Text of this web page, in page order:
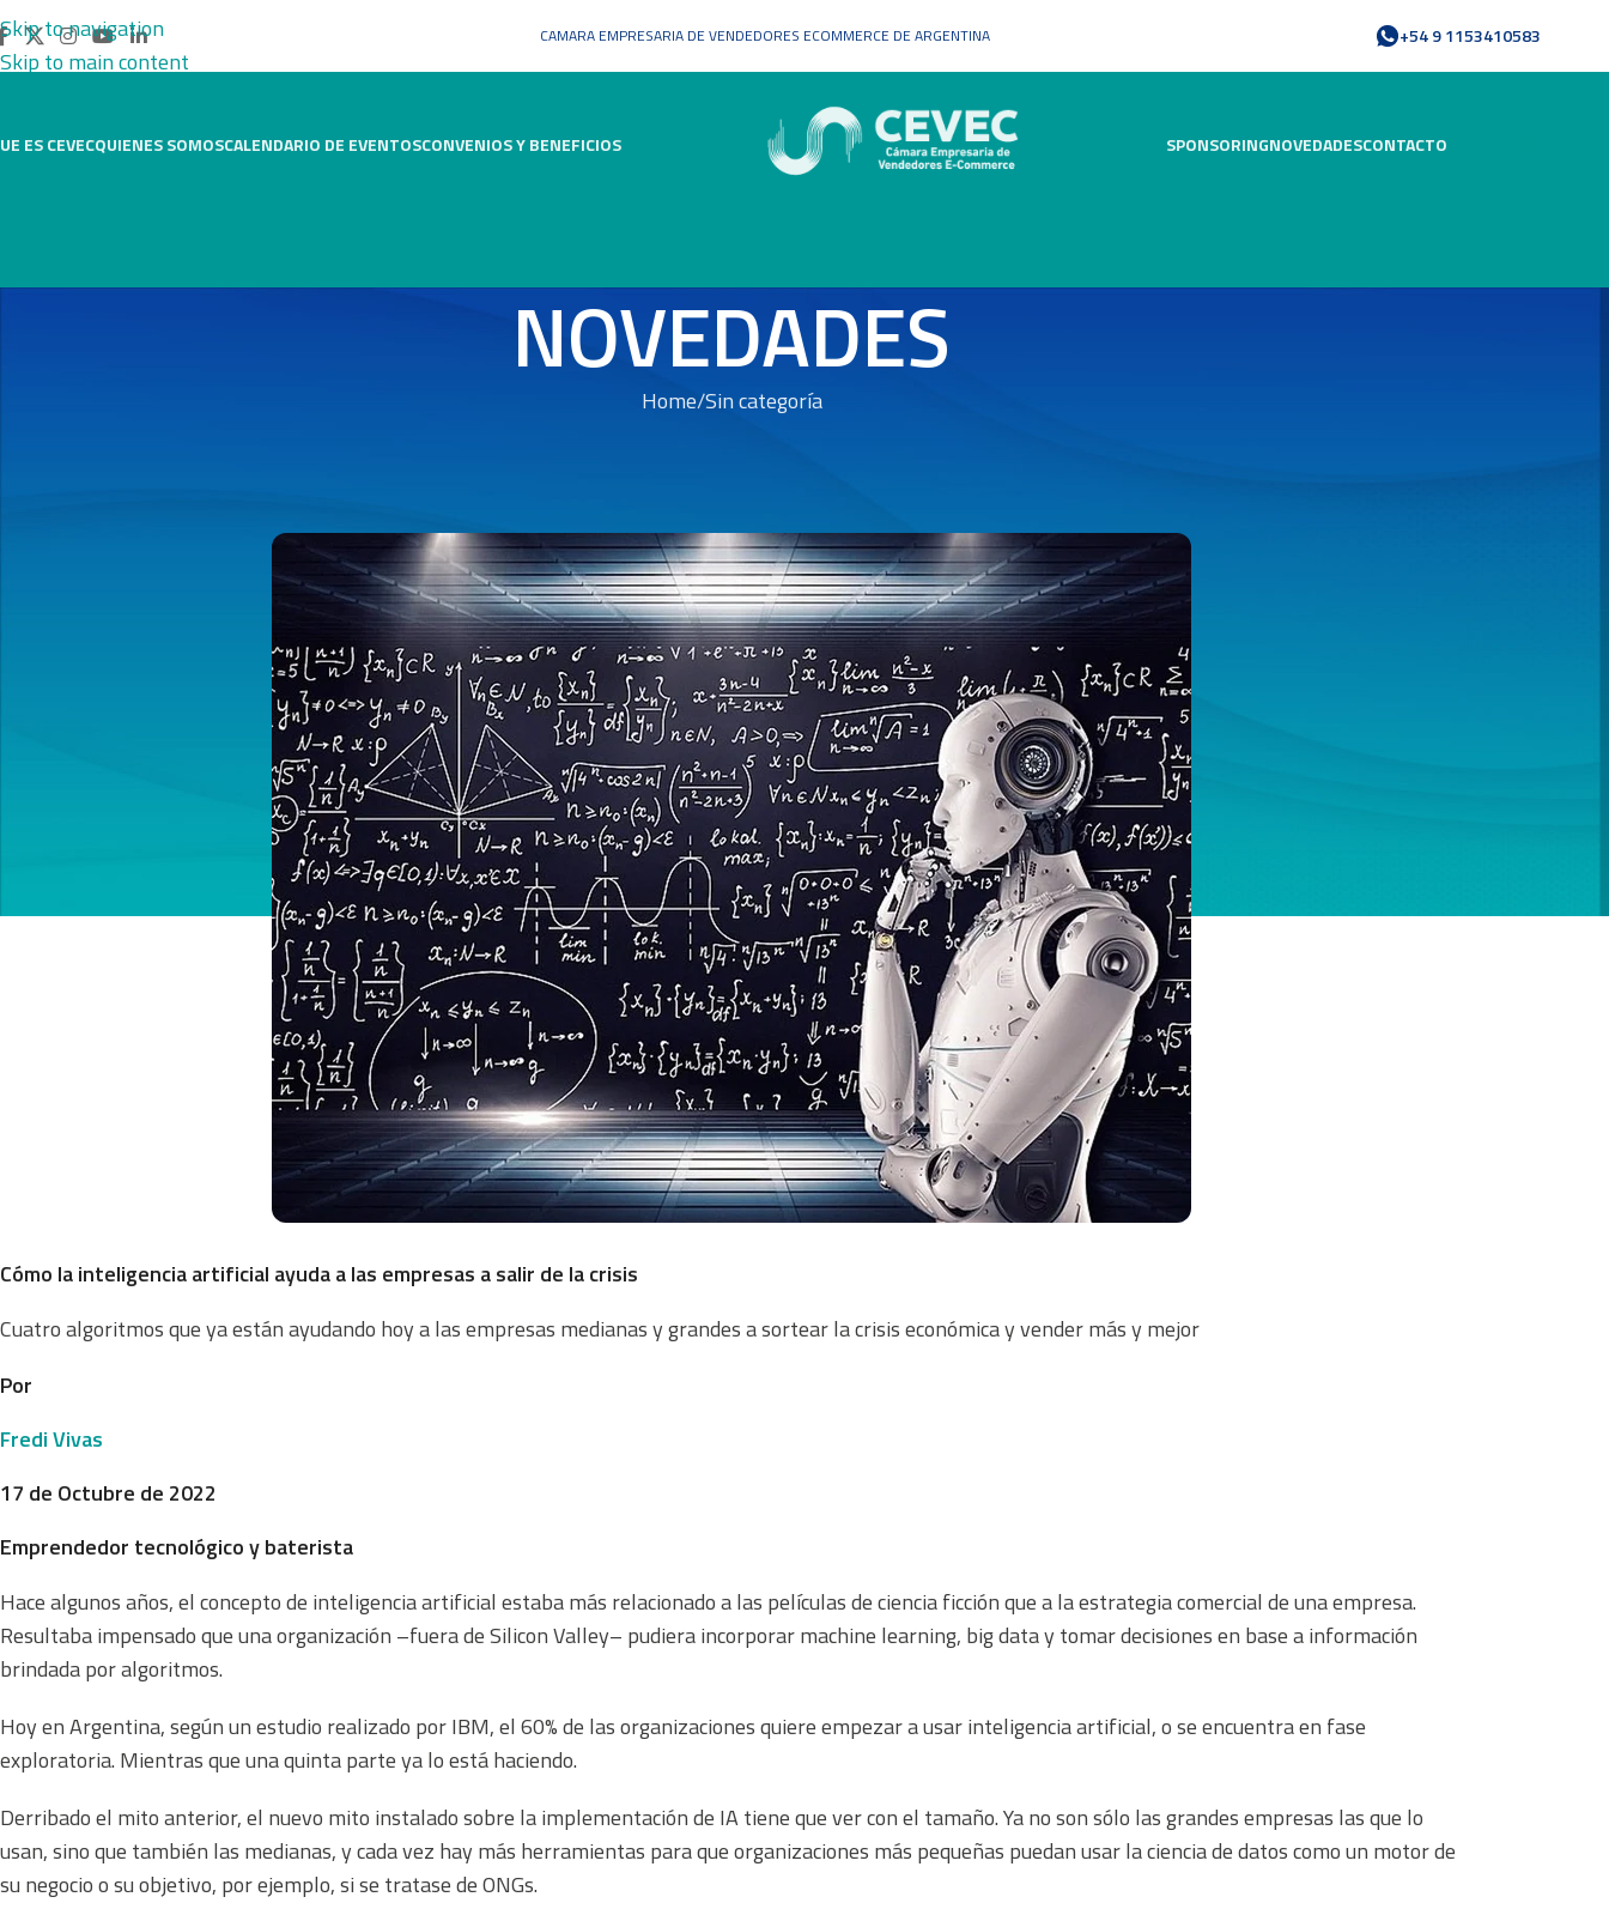
Skip to navigation
Skip to main content
CAMARA EMPRESARIA DE VENDEDORES ECOMMERCE DE ARGENTINA +54 9 1153410583
ES CEVECQUIENES SOMOSCALENDARIO DE EVENTOSCONVENIOS Y BENEFICIOS SPONSORINGNOVEDADESCONTACTO
NOVEDADES
Home Sin categoría
Cómo la inteligencia artificial ayuda a las empresas a salir de la crisis
Cuatro algoritmos que ya están ayudando hoy a las empresas medianas y grandes a sortear la crisis económica y vender más y mejor
Por
Fredi Vivas
17 de Octubre de 2022
Emprendedor tecnológico y baterista
Hace algunos años, el concepto de inteligencia artificial estaba más relacionado a las películas de ciencia ficción que a la estrategia comercial de una empresa.
Resultaba impensado que una organización –fuera de Silicon Valley– pudiera incorporarmachine learning, big datay tomar decisiones en base a información
brindada por algoritmos.
Hoy en Argentina, según un estudio realizado por IBM, el 60% de las organizaciones quiere empezar a usar inteligencia artificial, o se encuentra en fase
exploratoria. Mientras que una quinta parte ya lo está haciendo.
Derribado el mito anterior, el nuevo mito instalado sobre la implementación de IA tiene que ver con el tamaño. Ya no son sólo las grandes empresas las que lo
usan, sino que también las medianas, y cada vez hay más herramientas para que organizaciones más pequeñas puedan usar la ciencia de datos como un motor de
su negocio o su objetivo, por ejemplo, si se tratase de ONGs.